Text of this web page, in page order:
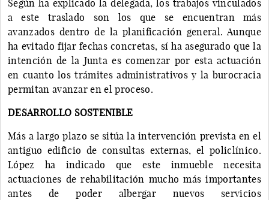
Según ha explicado la delegada, los trabajos vinculados
a este traslado son los que se encuentran más
avanzados dentro de la planificación general. Aunque
ha evitado fijar fechas concretas, sí ha asegurado que la
intención de la Junta es comenzar por esta actuación
en cuanto los trámites administrativos y la burocracia
permitan avanzar en el proceso.
DESARROLLO SOSTENIBLE
Más a largo plazo se sitúa la intervención prevista en el
antiguo edificio de consultas externas, el policlínico.
López ha indicado que este inmueble necesita
actuaciones de rehabilitación mucho más importantes
antes de poder albergar nuevos servicios